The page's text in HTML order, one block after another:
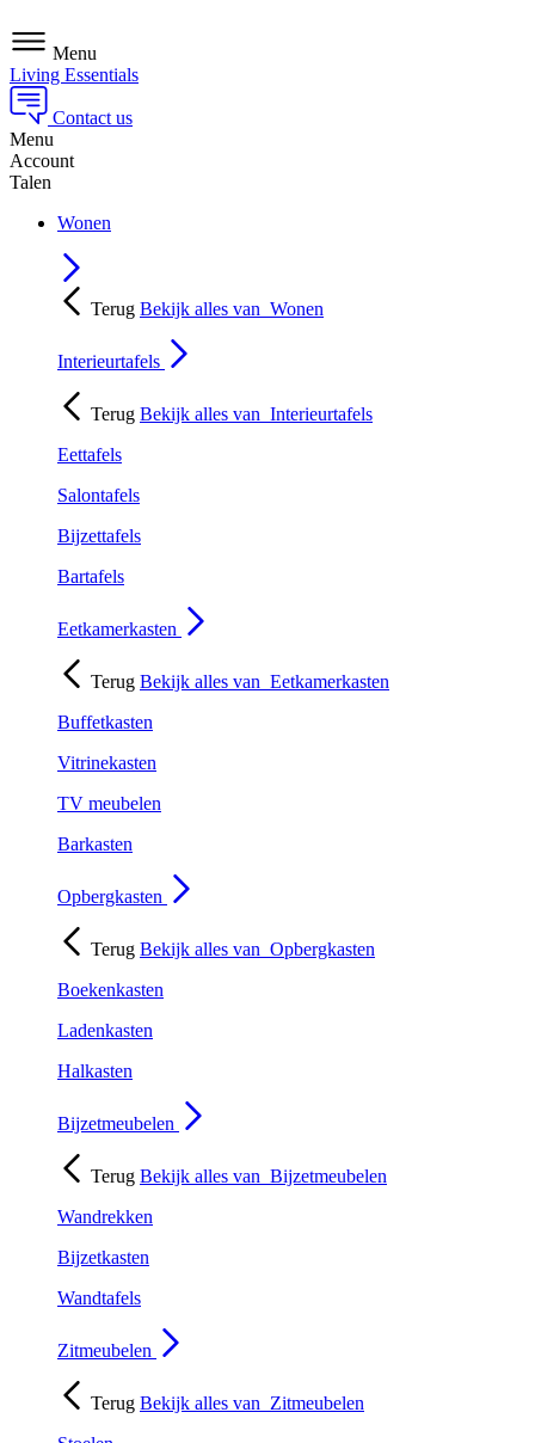
Menu
Living Essentials
Contact us
Menu
Account
Talen
Wonen
Terug Bekijk alles van Wonen
Interieurtafels
Terug Bekijk alles van Interieurtafels
Eettafels
Salontafels
Bijzettafels
Bartafels
Eetkamerkasten
Terug Bekijk alles van Eetkamerkasten
Buffetkasten
Vitrinekasten
TV meubelen
Barkasten
Opbergkasten
Terug Bekijk alles van Opbergkasten
Boekenkasten
Ladenkasten
Halkasten
Bijzetmeubelen
Terug Bekijk alles van Bijzetmeubelen
Wandrekken
Bijzetkasten
Wandtafels
Zitmeubelen
Terug Bekijk alles van Zitmeubelen